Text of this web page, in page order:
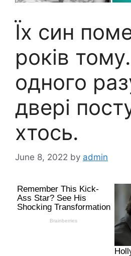
Їх син
років
одного
двері
хтось.
June 8, 2022 by admin